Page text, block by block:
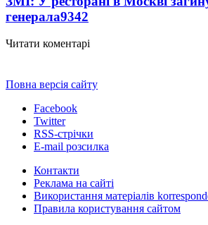
генерала9342
Читати коментарі
Повна версія сайту
Facebook
Twitter
RSS-стрічки
E-mail розсилка
Контакти
Реклама на сайті
Використання матеріалів
Правила користування сайтом